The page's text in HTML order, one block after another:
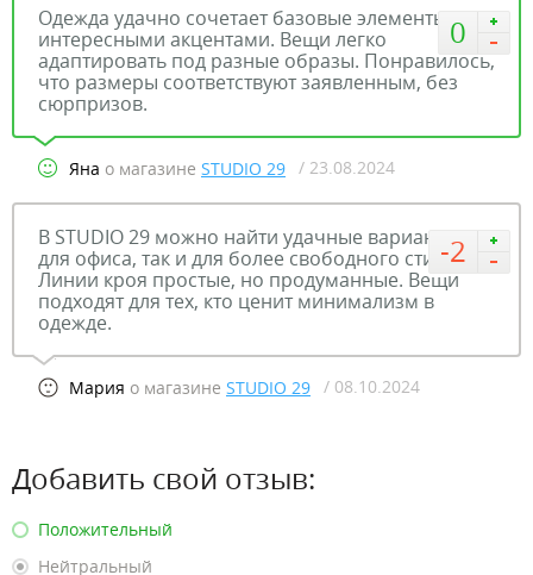
0
Одежда удачно сочетает базовые элементы с
интересными акцентами. Вещи легко
адаптировать под разные образы. Понравилось,
что размеры соответствуют заявленным, без
сюрпризов.
Яна о магазине STUDIO 29 / 23.08.2024
-2
В STUDIO 29 можно найти удачные варианты как
для офиса, так и для более свободного стиля.
Линии кроя простые, но продуманные. Вещи
подходят для тех, кто ценит минимализм в
одежде.
Мария о магазине STUDIO 29 / 08.10.2024
Добавить свой отзыв:
Положительный
Нейтральный